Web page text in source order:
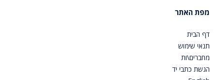
מפת האתר
דף הבית
תנאי שימוש
מחברים\ות
הגשת כתבי יד